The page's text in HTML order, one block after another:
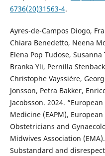
6736(20)31563-4.
Ayres-de-Campos Diogo,
Chiara Benedetto, Neena
Elena Pop Tudose,
Branka Yli, Pernilla
Christophe Vayssière,
Jonsson, Petra Bakker,
Jacobsson. 2024.
Medicine (EAPM),
Obstetricians and
Midwives Association
Substandard and